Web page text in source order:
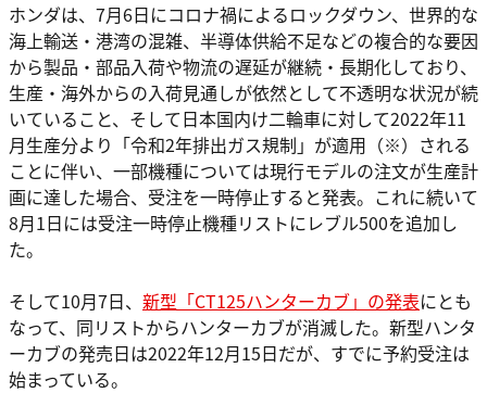
ホンダは、7月6日にコロナ禍によるロックダウン、世界的な
海上輸送・港湾の混雑、半導体供給不足などの複合的な要因
から製品・部品入荷や物流の遅延が継続・長期化しており、
生産・海外からの入荷見通しが依然として不透明な状況が続
いていること、そして日本国内け二輪車に対して2022年11
月生産分より「令和2年排出ガス規制」が適用（※）される
ことに伴い、一部機種については現行モデルの注文が生産計
画に達した場合、受注を一時停止すると発表。これに続いて
8月1日には受注一時停止機種リストにレブル500を追加し
た。
そして10月7日、 新型「CT125ハンターカブ」の発表にとも
なって、同リストからハンターカブが消滅した。新型ハンタ
ーカブの発売日は2022年12月15日だが、すでに予約受注は
始まっている。